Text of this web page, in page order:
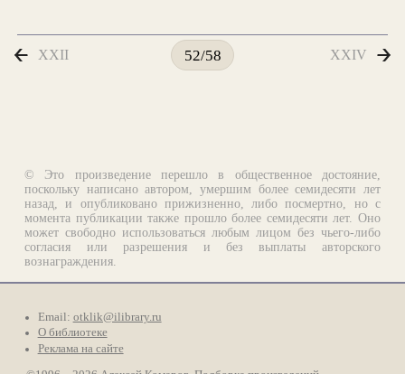
XXII 52/58 XXIV
© Это произведение перешло в общественное достояние,
поскольку написано автором, умершим более семидесяти лет
назад, и опубликовано прижизненно, либо посмертно, но с
момента публикации также прошло более семидесяти лет. Оно
может свободно использоваться любым лицом без чьего-либо
согласия или разрешения и без выплаты авторского
вознаграждения.
Email: otklik@ilibrary.ru
О библиотеке
Реклама на сайте